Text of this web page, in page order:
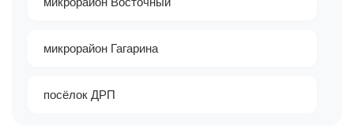
микрорайон Гагарина
посёлок ДРП